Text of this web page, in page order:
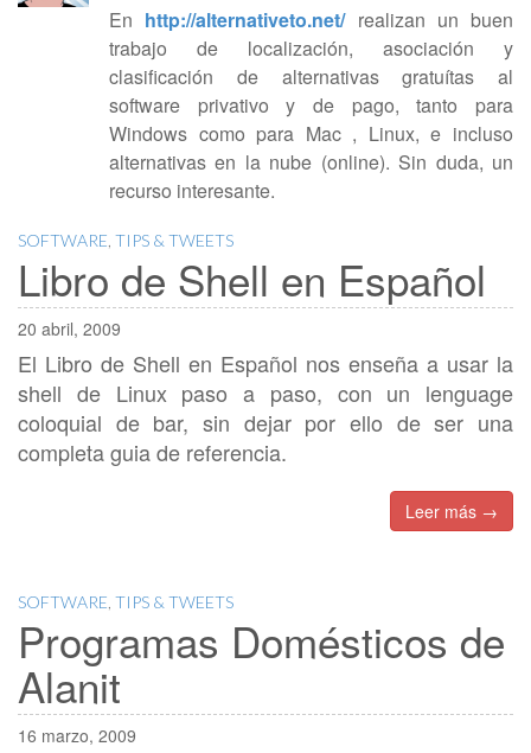
En http://alternativeto.net/realizan un buen
trabajo de localización, asociación y
clasificación de alternativas gratuítas al
software privativo y de pago, tanto para
Windows como para Mac , Linux, e incluso
alternativas en la nube (online). Sin duda, un
recurso interesante.
SOFTWARE, TIPS & TWEETS
Libro de Shell en Español
20 abril, 2009
El Libro de Shell en Español nos enseña a usar la
shell de Linux paso a paso, con un lenguage
coloquial de bar, sin dejar por ello de ser una
completa guia de referencia.
Leer más →
SOFTWARE, TIPS & TWEETS
Programas Domésticos de
Alanit
16 marzo, 2009